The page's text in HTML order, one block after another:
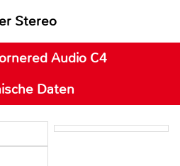
Stereo
Audio C4
Daten